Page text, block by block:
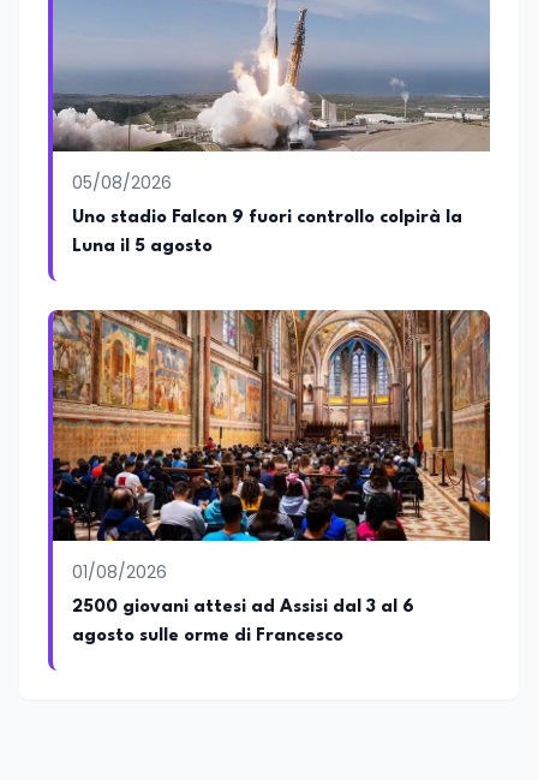
05/08/2026
Uno stadio Falcon 9 fuori controllo colpirà la
Luna il 5 agosto
01/08/2026
2500 giovani attesi ad Assisi dal 3 al 6
agosto sulle orme di Francesco